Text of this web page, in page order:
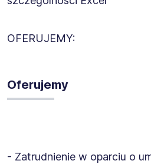
OFERUJEMY:
Oferujemy
- Zatrudnienie w oparciu o